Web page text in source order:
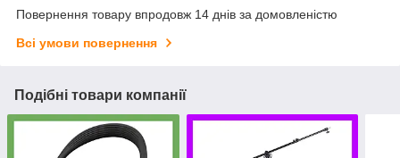
Повернення товару впродовж 14 днів за домовленістю
Всі умови повернення
Подібні товари компанії